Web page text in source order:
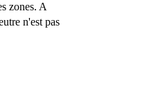
zones. A
n'est pas